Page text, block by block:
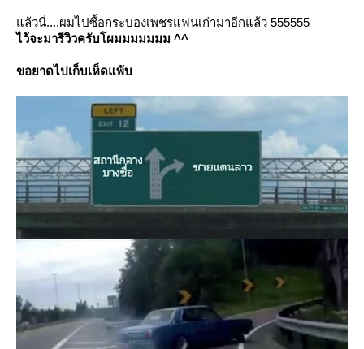
ล้วนี่....ผมไปซื้อกระบองเพชรแฟนเก่ามาอีกแล้ว 555555
ไว้จะมารีวิวครับโผมมมมมมม ^^
ขอยาดไปเก็บเห็ดแพ้บ